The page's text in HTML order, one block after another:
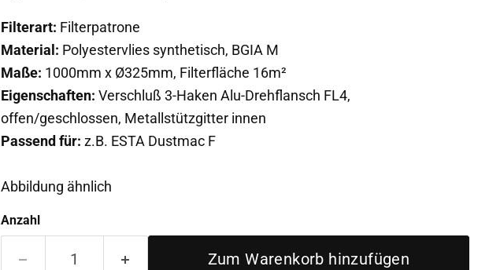
Filterart: Filterpatrone
Material: Polyestervlies synthetisch, BGIA M
Maße: 1000mm x Ø325mm, Filterfläche 16m²
Eigenschaften: Verschluß 3-Haken Alu-Drehflansch FL4,
offen/geschlossen, Metallstützgitter innen
Passend für: z.B. ESTA Dustmac F
Abbildung ähnlich
Anzahl
Zum Warenkorb hinzufügen